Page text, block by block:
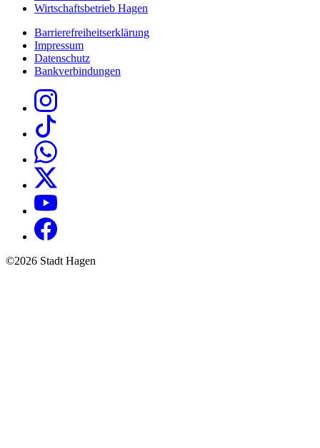
Wirtschaftsbetrieb Hagen
Barrierefreiheitserklärung
Impressum
Datenschutz
Bankverbindungen
©2026 Stadt Hagen